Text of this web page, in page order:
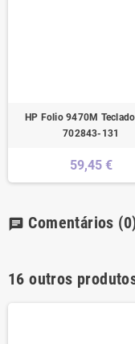
HP Folio 9470M
702843-131
59,45 €
chat Comentários
16 outros